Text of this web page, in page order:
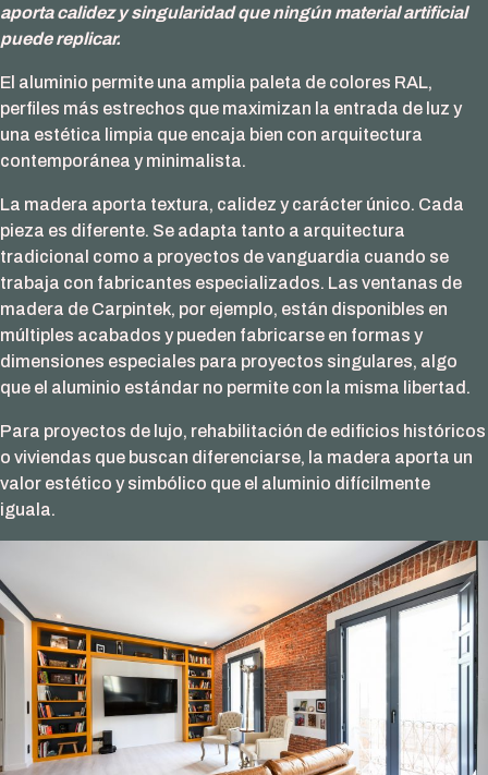
aporta calidez y singularidad que ningún material artificial
puede replicar.
El aluminio permite una amplia paleta de colores RAL,
perfiles más estrechos que maximizan la entrada de luz y
una estética limpia que encaja bien con arquitectura
contemporánea y minimalista.
La madera aporta textura, calidez y carácter único. Cada
pieza es diferente. Se adapta tanto a arquitectura
tradicional como a proyectos de vanguardia cuando se
trabaja con fabricantes especializados. Las ventanas de
madera de Carpintek, por ejemplo, están disponibles en
múltiples acabados y pueden fabricarse en formas y
dimensiones especiales para proyectos singulares, algo
que el aluminio estándar no permite con la misma libertad.
Para proyectos de lujo, rehabilitación de edificios históricos
o viviendas que buscan diferenciarse, la madera aporta un
valor estético y simbólico que el aluminio difícilmente
iguala.